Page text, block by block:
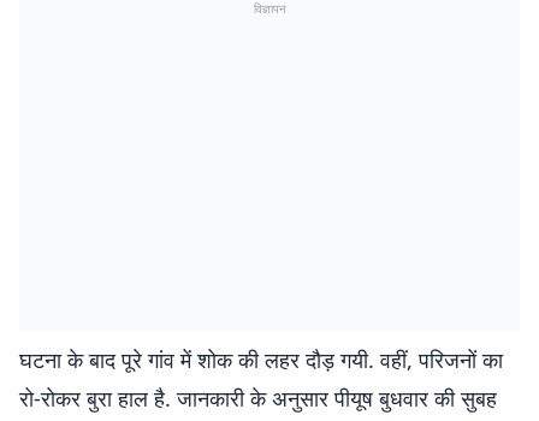
विज्ञापन
घटना के बाद पूरे गांव में शोक की लहर दौड़ गयी. वहीं, परिजनों का
रो-रोकर बुरा हाल है. जानकारी के अनुसार पीयूष बुधवार की सुबह